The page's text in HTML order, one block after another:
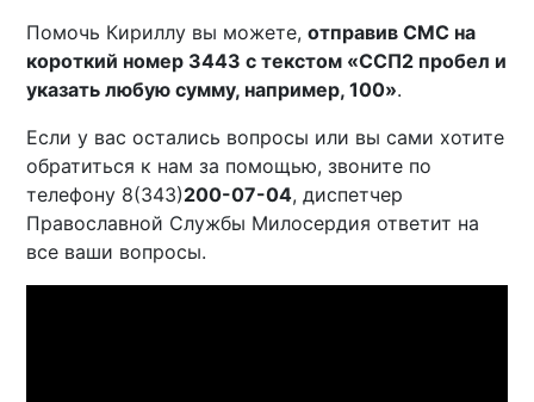
Помочь Кириллу вы можете,отправив СМС на
короткий номер 3443 с текстом «ССП2 пробел и
указать любую сумму, например, 100».
Если у вас остались вопросы или вы сами хотите
обратиться к нам за помощью, звоните по
телефону 8(343)200-07-04, диспетчер
Православной Службы Милосердия ответит на
все ваши вопросы.